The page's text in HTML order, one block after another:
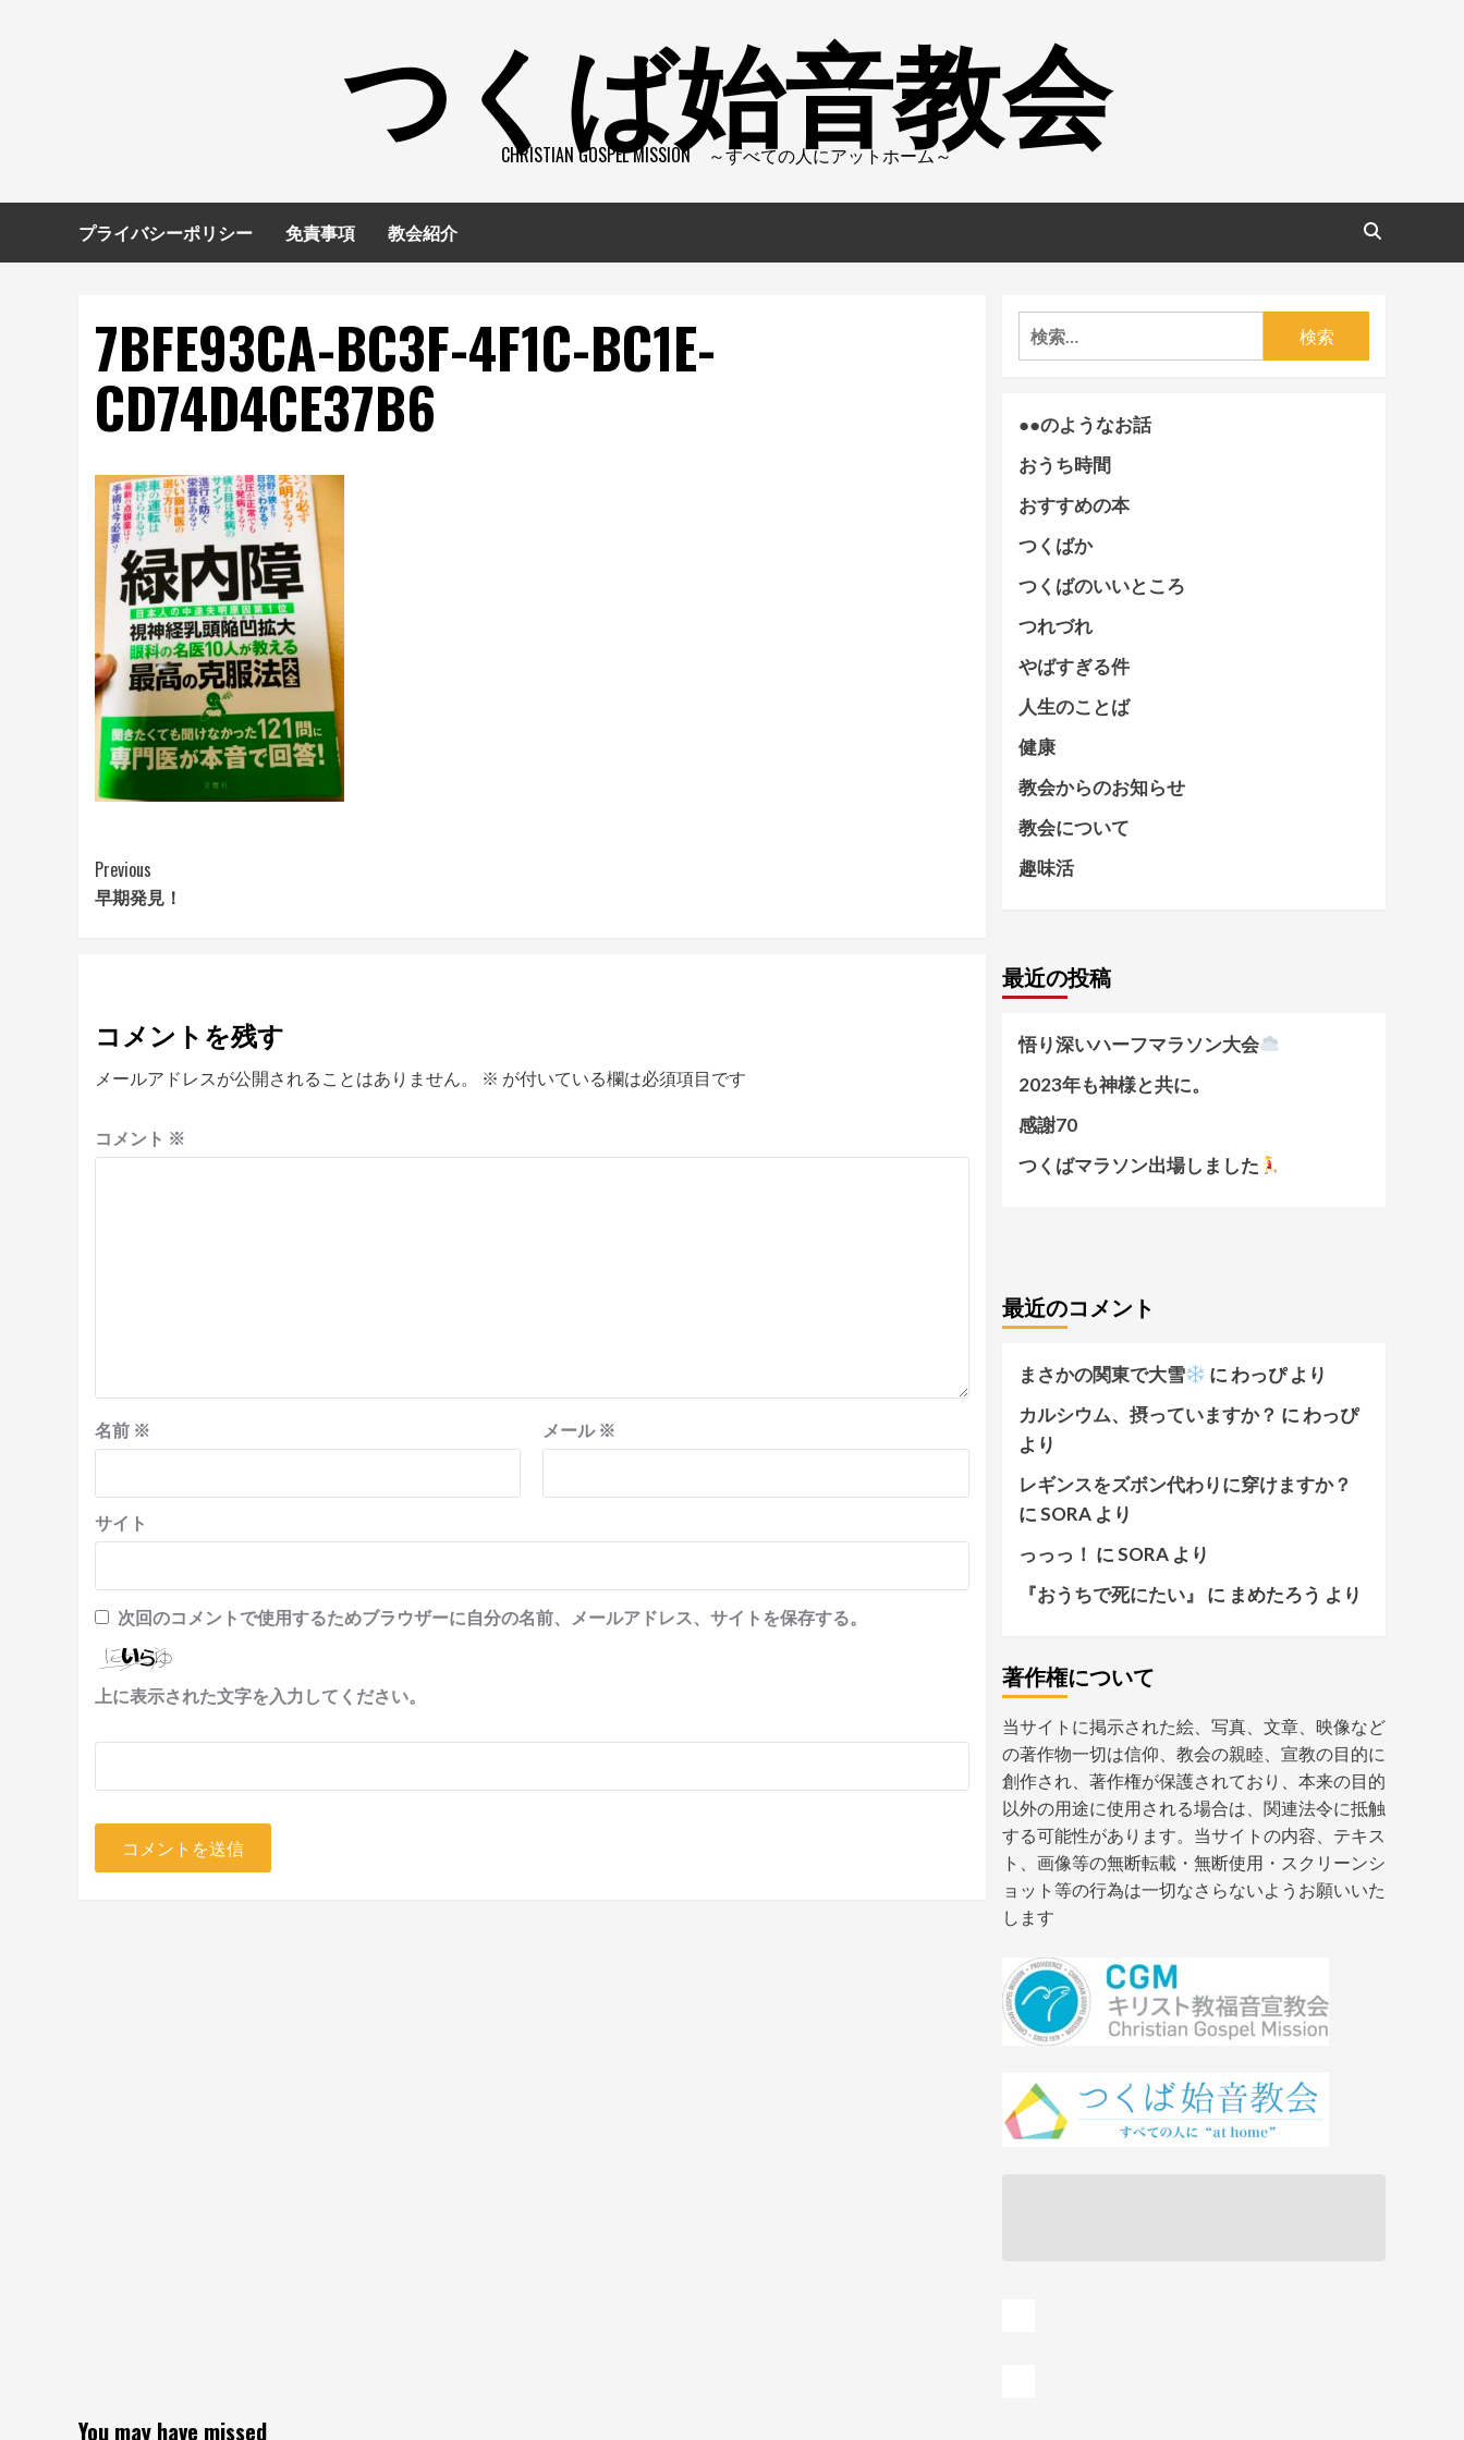
キ
プ
つくば始音教会
CHRISTIAN GOSPEL MISSION ～すべての人にアットホーム～
プライバシーポリシー 免責事項 教会紹介
7BFE93CA-BC3F-4F1C-BC1E-
CD74D4CE37B6
Continue
Reading
Previous
早期発見！
コメントを残す
メールアドレスが公開されることはありません。 ※ が付いている欄は必須項目です
コメント ※
名前 ※ メール ※
サイト
次回のコメントで使用するためブラウザーに自分の名前、メールアドレス、サイトを保存する。
上に表示された文字を入力してください。
検
索:
●●のようなお話
おうち時間
おすすめの本
つくばか
つくばのいいところ
つれづれ
やばすぎる件
人生のことば
健康
教会からのお知らせ
教会について
趣味活
最近の投稿
悟り深いハーフマラソン大会
2023年も神様と共に。
感謝70
つくばマラソン出場しました
最近のコメント
まさかの関東で大雪 に わっぴより
カルシウム、摂っていますか？ に わっぴ
より
レギンスをズボン代わりに穿けますか？
にSORAより
っっっ！ にSORAより
『おうちで死にたい』
に まめたろう より
著作権について
当サイトに掲示された絵、写真、文章、映像など
の著作物一切は信仰、教会の親睦、宣教の目的に
創作され、著作権が保護されており、本来の目的
以外の用途に使用される場合は、関連法令に抵触
する可能性があります。当サイトの内容、テキス
ト、画像等の無断転載・無断使用・スクリーンシ
ョット等の行為は一切なさらないようお願いいた
します
You may have missed